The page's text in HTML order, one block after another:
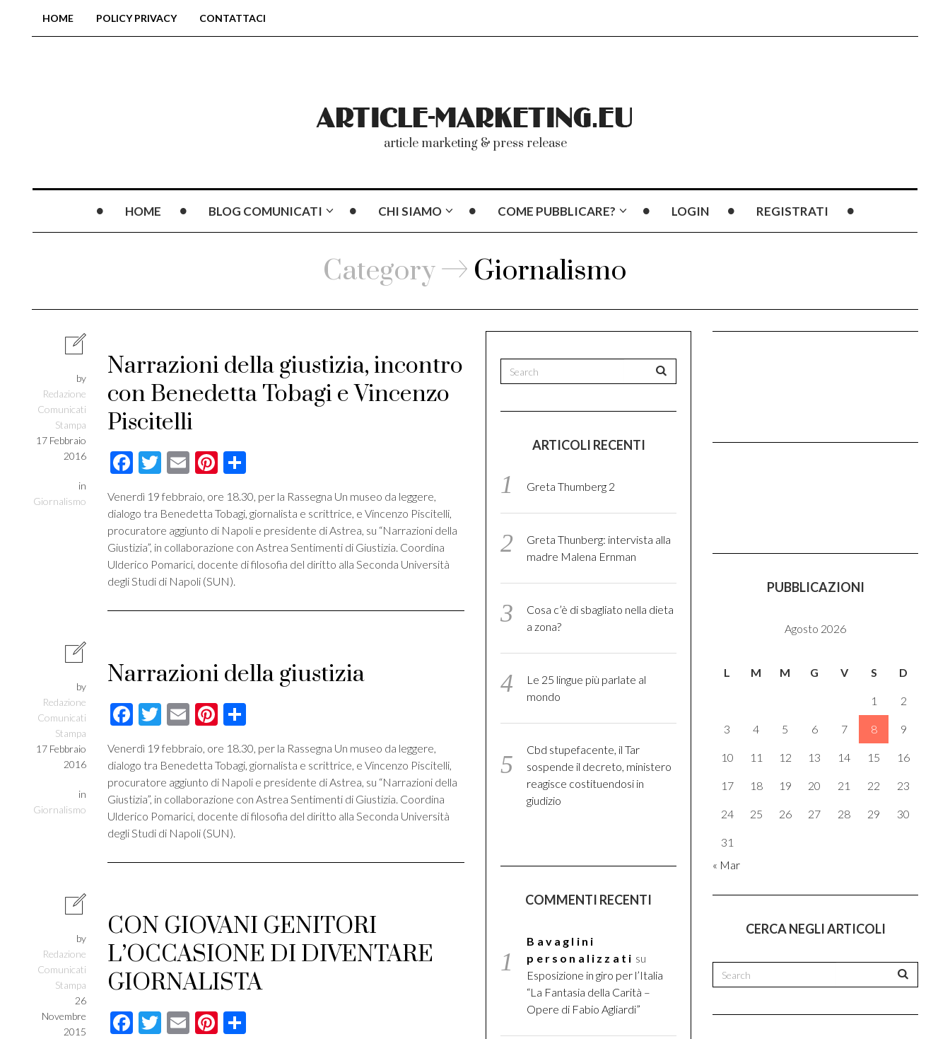
HOME POLICY PRIVACY CONTATTACI
article marketing & press release
HOME BLOG COMUNICATI CHI SIAMO COME PUBBLICARE? LOGIN REGISTRATI
Category Giornalismo
by
Redazione
Comunicati
Stampa
17 Febbraio
2016
in
Giornalismo
Narrazioni della giustizia, incontro
con Benedetta Tobagi e Vincenzo
Piscitelli
Facebook
Twitter
EmailPinterest
Venerdì 19 febbraio, ore 18.30, per la Rassegna Un museo da leggere,
dialogo tra Benedetta Tobagi, giornalista e scrittrice, e Vincenzo Piscitelli,
procuratore aggiunto di Napoli e presidente di Astrea, su “Narrazioni della
Giustizia”, in collaborazione con Astrea Sentimenti di Giustizia. Coordina
Ulderico Pomarici, docente di filosofia del diritto alla Seconda Università
degli Studi di Napoli (SUN).
by
Redazione
Comunicati
Stampa
17 Febbraio
2016
in
Giornalismo
Narrazioni della giustizia
Facebook
Twitter
EmailPinterest
Venerdì 19 febbraio, ore 18.30, per la Rassegna Un museo da leggere,
dialogo tra Benedetta Tobagi, giornalista e scrittrice, e Vincenzo Piscitelli,
procuratore aggiunto di Napoli e presidente di Astrea, su “Narrazioni della
Giustizia”, in collaborazione con Astrea Sentimenti di Giustizia. Coordina
Ulderico Pomarici, docente di filosofia del diritto alla Seconda Università
degli Studi di Napoli (SUN).
by
Redazione
Comunicati
Stampa
26
Novembre
2015
CON GIOVANI GENITORI
L’OCCASIONE DI DIVENTARE
GIORNALISTA
Facebook
Twitter
EmailPinterest
ARTICOLI RECENTI
Greta Thumberg 2
Greta Thunberg: intervista alla
madre Malena Ernman
Cosa c’è di sbagliato nella dieta
a zona?
Le 25 lingue più parlate al
mondo
Cbd stupefacente, il Tar
sospende il decreto, ministero
reagisce costituendosi in
giudizio
COMMENTI RECENTI
Bavaglini
personalizzati su
Esposizione in giro per l’Italia
“La Fantasia della Carità –
Opere di Fabio Agliardi”
PUBBLICAZIONI
Agosto 2026
L M M G V S D
1 2
3 4 5 6 7 8 9
10 11 12 13 14 15 16
17 18 19 20 21 22 23
24 25 26 27 28 29 30
31
« Mar
CERCA NEGLI ARTICOLI